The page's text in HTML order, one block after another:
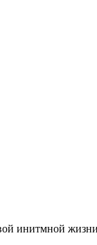
инитмной